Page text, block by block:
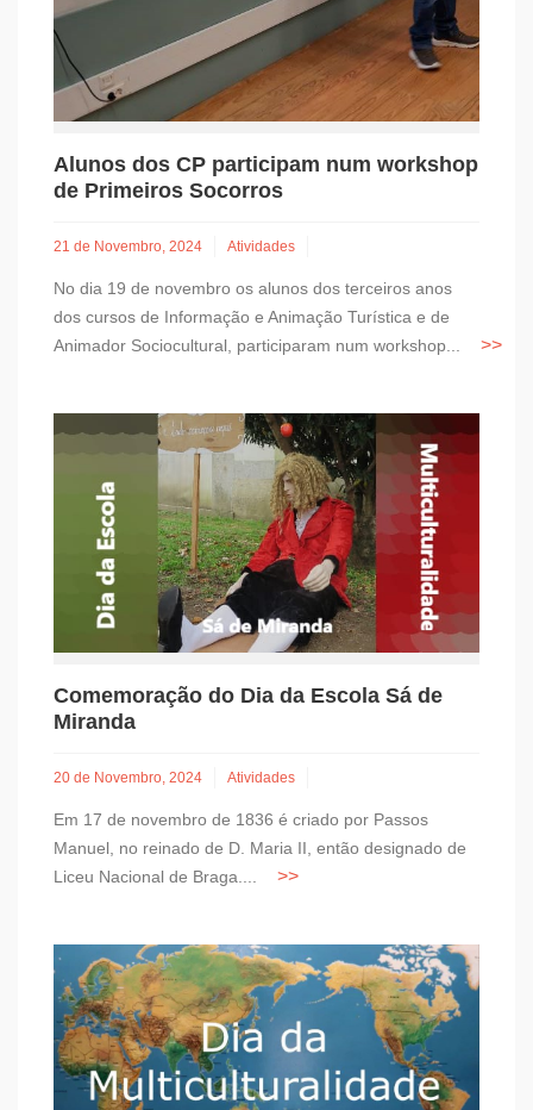
Alunos dos CP participam num workshop
de Primeiros Socorros
21 de Novembro, 2024 Atividades
No dia 19 de novembro os alunos dos terceiros anos
dos cursos de Informação e Animação Turística e de
Animador Sociocultural, participaram num workshop...
Comemoração do Dia da Escola Sá de
Miranda
20 de Novembro, 2024 Atividades
Em 17 de novembro de 1836 é criado por Passos
Manuel, no reinado de D. Maria II, então designado de
Liceu Nacional de Braga....